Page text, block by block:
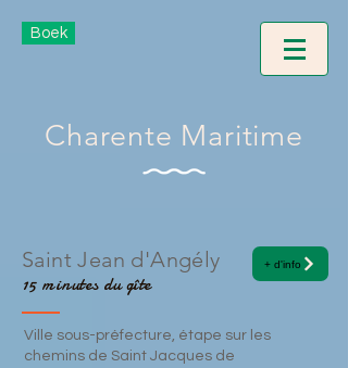
Boek
Charente Maritime
Saint Jean d'Angély
15 minutes du gîte
+ d'info
Ville sous-préfecture, étape sur les
chemins de Saint Jacques de